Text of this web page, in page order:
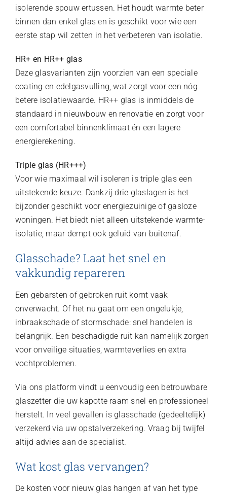
isolerende spouw ertussen. Het houdt warmte beter
binnen dan enkel glas en is geschikt voor wie een
eerste stap wil zetten in het verbeteren van isolatie.
HR+ en HR++ glas
Deze glasvarianten zijn voorzien van een speciale
coating en edelgasvulling, wat zorgt voor een nóg
betere isolatiewaarde. HR++ glas is inmiddels de
standaard in nieuwbouw en renovatie en zorgt voor
een comfortabel binnenklimaat én een lagere
energierekening.
Triple glas (HR+++)
Voor wie maximaal wil isoleren is triple glas een
uitstekende keuze. Dankzij drie glaslagen is het
bijzonder geschikt voor energiezuinige of gasloze
woningen. Het biedt niet alleen uitstekende warmte-
isolatie, maar dempt ook geluid van buitenaf.
Glasschade? Laat het snel en
vakkundig repareren
Een gebarsten of gebroken ruit komt vaak
onverwacht. Of het nu gaat om een ongelukje,
inbraakschade of stormschade: snel handelen is
belangrijk. Een beschadigde ruit kan namelijk zorgen
voor onveilige situaties, warmteverlies en extra
vochtproblemen.
Via ons platform vindt u eenvoudig een betrouwbare
glaszetter die uw kapotte raam snel en professioneel
herstelt. In veel gevallen is glasschade (gedeeltelijk)
verzekerd via uw opstalverzekering. Vraag bij twijfel
altijd advies aan de specialist.
Wat kost glas vervangen?
De kosten voor nieuw glas hangen af van het type